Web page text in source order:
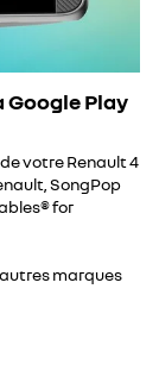
Google Play​
votre Renault 4
SongPop
for
autres marques